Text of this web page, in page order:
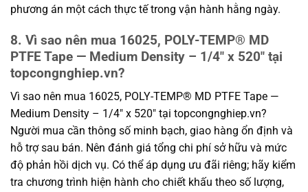
phương án một cách thực tế trong vận hành hằng ngày.
8. Vì sao nên mua 16025, POLY-TEMP® MD
PTFE Tape — Medium Density – 1/4″ x 520″ tại
topcongnghiep.vn?
Vì sao nên mua 16025, POLY-TEMP® MD PTFE Tape —
Medium Density – 1/4″ x 520″ tại topcongnghiep.vn?
Người mua cần thông số minh bạch, giao hàng ổn định và
hỗ trợ sau bán. Nên đánh giá tổng chi phí sở hữu và mức
độ phản hồi dịch vụ. Có thể áp dụng ưu đãi riêng; hãy kiểm
tra chương trình hiện hành cho chiết khấu theo số lượng,